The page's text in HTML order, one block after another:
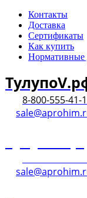
Контакты
Доставка
Сертификаты
Как купить
Нормативные
8-800-555-41-